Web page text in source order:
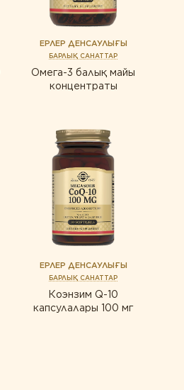
ЕРЛЕР ДЕНСАУЛЫҒЫ
БАРЛЫҚ САНАТТАР
Омега-3 балық майы
концентраты
ЕРЛЕР ДЕНСАУЛЫҒЫ
БАРЛЫҚ САНАТТАР
Коэнзим Q-10
капсулалары 100 мг